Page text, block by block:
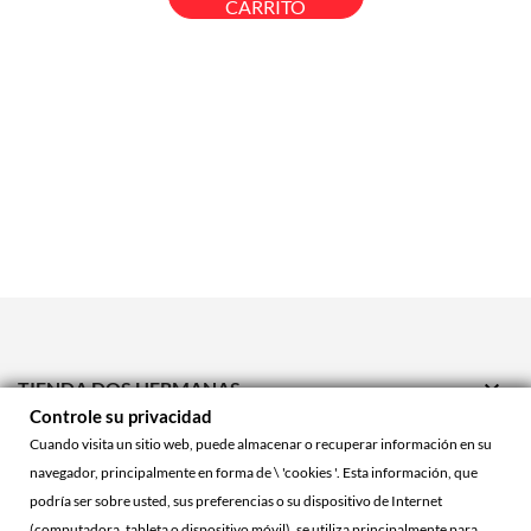
CARRITO
TIENDA DOS HERMANAS 
TIENDA ONLINE 
ACCOUNT
Controle su privacidad
Cuando visita un sitio web, puede almacenar o recuperar información en su
navegador, principalmente en forma de \ 'cookies '. Esta información, que
podría ser sobre usted, sus preferencias o su dispositivo de Internet